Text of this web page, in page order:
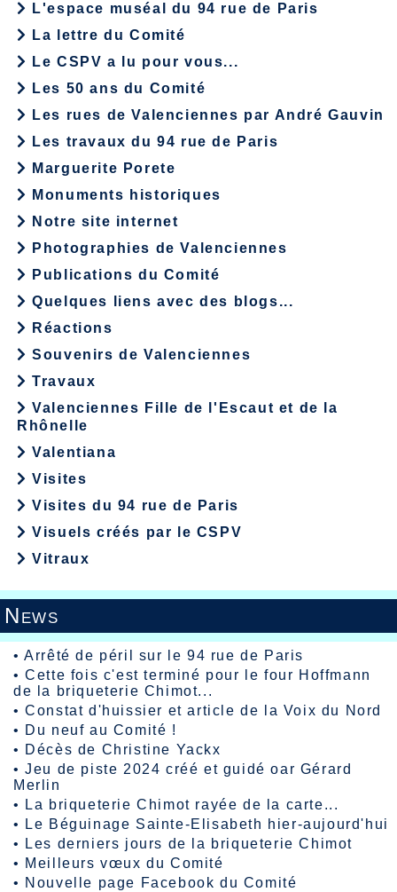
L'espace muséal du 94 rue de Paris
La lettre du Comité
Le CSPV a lu pour vous...
Les 50 ans du Comité
Les rues de Valenciennes par André Gauvin
Les travaux du 94 rue de Paris
Marguerite Porete
Monuments historiques
Notre site internet
Photographies de Valenciennes
Publications du Comité
Quelques liens avec des blogs...
Réactions
Souvenirs de Valenciennes
Travaux
Valenciennes Fille de l'Escaut et de la
Rhônelle
Valentiana
Visites
Visites du 94 rue de Paris
Visuels créés par le CSPV
Vitraux
News
•Arrêté de péril sur le 94 rue de Paris
•Cette fois c'est terminé pour le four Hoffmann
de la briqueterie Chimot...
•Constat d'huissier et article de la Voix du Nord
• Du neuf au Comité !
• Décès de Christine Yackx
•Jeu de piste 2024 créé et guidé oar Gérard
Merlin
•
La briqueterie Chimot rayée de la carte...
•
Le Béguinage Sainte-Elisabeth hier-aujourd'hui
•
Les derniers jours de la briqueterie Chimot
• Meilleurs vœux du Comité
• Nouvelle page Facebook du Comité